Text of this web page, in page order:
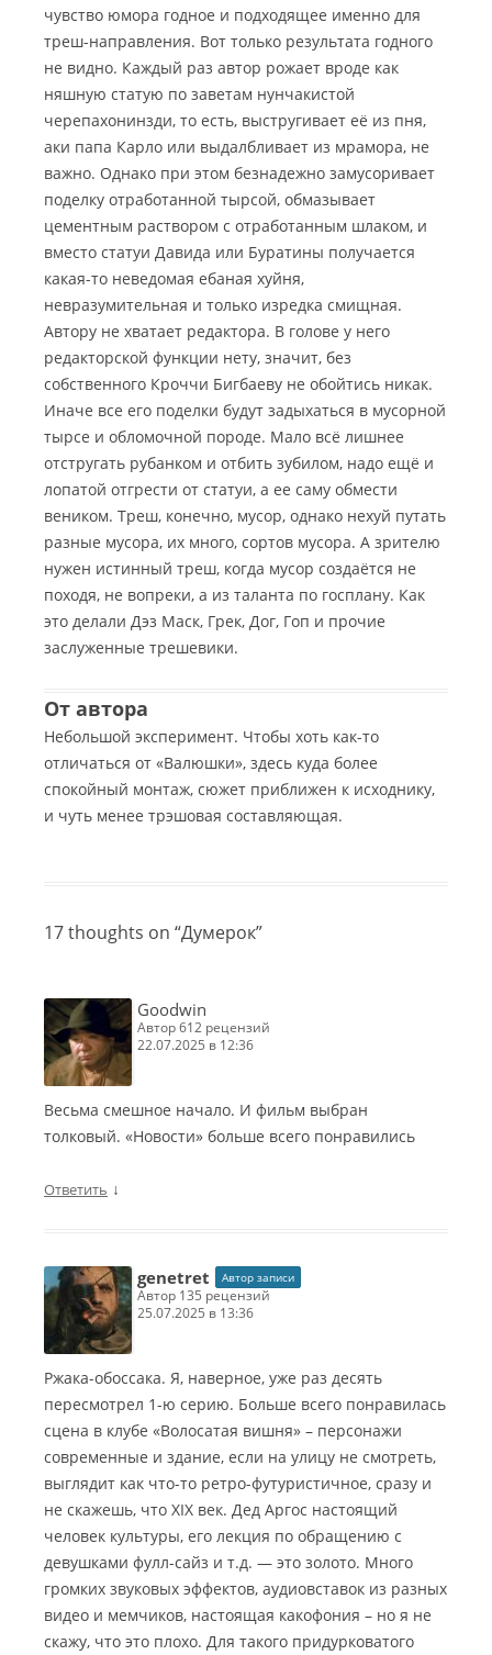
чувство юмора годное и подходящее именно для
треш-направления. Вот только результата годного
не видно. Каждый раз автор рожает вроде как
няшную статую по заветам нунчакистой
черепахонинзди, то есть, выстругивает её из пня,
аки папа Карло или выдалбливает из мрамора, не
важно. Однако при этом безнадежно замусоривает
поделку отработанной тырсой, обмазывает
цементным раствором с отработанным шлаком, и
вместо статуи Давида или Буратины получается
какая-то неведомая ебаная хуйня,
невразумительная и только изредка смищная.
Автору не хватает редактора. В голове у него
редакторской функции нету, значит, без
собственного Кроччи Бигбаеву не обойтись никак.
Иначе все его поделки будут задыхаться в мусорной
тырсе и обломочной породе. Мало всё лишнее
отстругать рубанком и отбить зубилом, надо ещё и
лопатой отгрести от статуи, а ее саму обмести
веником. Треш, конечно, мусор, однако нехуй путать
разные мусора, их много, сортов мусора. А зрителю
нужен истинный треш, когда мусор создаётся не
походя, не вопреки, а из таланта по госплану. Как
это делали Дэз Маск, Грек, Дог, Гоп и прочие
заслуженные трешевики.
От автора
Небольшой эксперимент. Чтобы хоть как-то
отличаться от «Валюшки», здесь куда более
спокойный монтаж, сюжет приближен к исходнику,
и чуть менее трэшовая составляющая.
17 thoughts on “Думерок”
Goodwin
автор 612 рецензий
22.07.2025 в 12:36
Весьма смешное начало. И фильм выбран
толковый. «Новости» больше всего понравились
Ответить ↓
genetret Автор записи
автор 135 рецензий
25.07.2025 в 13:36
Ржака-обоссака. Я, наверное, уже раз десять
пересмотрел 1-ю серию. Больше всего понравилась
сцена в клубе «Волосатая вишня» – персонажи
современные и здание, если на улицу не смотреть,
выглядит как что-то ретро-футуристичное, сразу и
не скажешь, что XIX век. Дед Аргос настоящий
человек культуры, его лекция по обращению с
девушками фулл-сайз и т.д. — это золото. Много
громких звуковых эффектов, аудиовставок из разных
видео и мемчиков, настоящая какофония – но я не
скажу, что это плохо. Для такого придурковатого